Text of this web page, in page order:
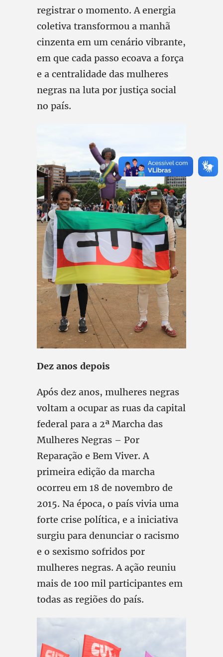
registrar o momento. A energia
coletiva transformou a manhã
cinzenta em um cenário vibrante,
em que cada passo ecoava a força
e a centralidade das mulheres
negras na luta por justiça social
no país.
Dez anos depois
Após dez anos, mulheres negras
voltam a ocupar as ruas da capital
federal para a 2ª Marcha das
Mulheres Negras – Por
Reparação e Bem Viver. A
primeira edição da marcha
ocorreu em 18 de novembro de
2015. Na época, o país vivia uma
forte crise política, e a iniciativa
surgiu para denunciar o racismo
e o sexismo sofridos por
mulheres negras. A ação reuniu
mais de 100 mil participantes em
todas as regiões do país.